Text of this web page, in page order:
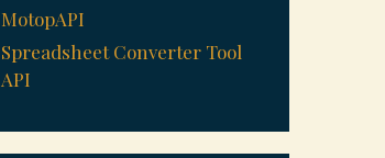
MotopAPI
Spreadsheet Converter Tool
API